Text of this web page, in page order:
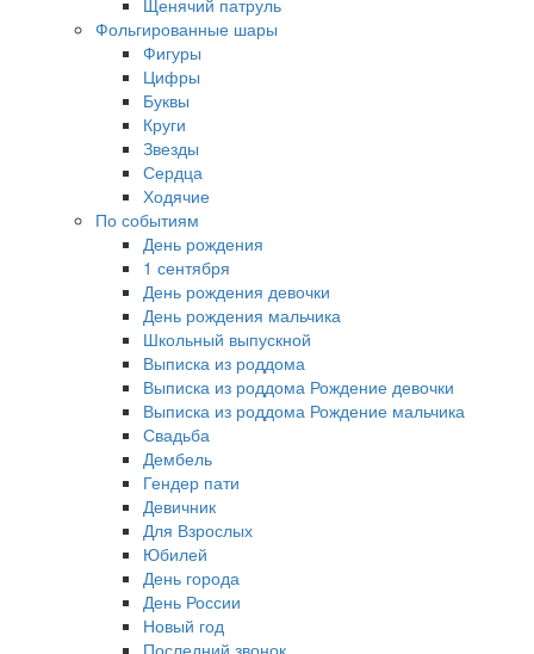
Щенячий патруль
Фольгированные шары
Фигуры
Цифры
Буквы
Круги
Звезды
Сердца
Ходячие
По событиям
День рождения
1 сентября
День рождения девочки
День рождения мальчика
Школьный выпускной
Выписка из роддома
Выписка из роддома Рождение девочки
Выписка из роддома Рождение мальчика
Свадьба
Дембель
Гендер пати
Девичник
Для Взрослых
Юбилей
День города
День России
Новый год
Последний звонок